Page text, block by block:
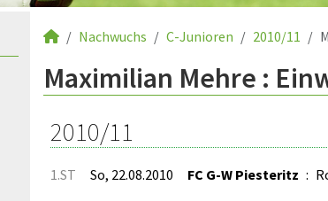
Nachwuchs C-Junioren 2010/11
Maximilian Mehre :
2010/11
1.ST So, 22.08.2010 FC G-W Piesteritz :